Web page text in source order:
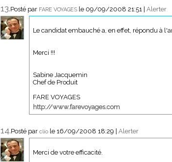
13.Posté par FARE VOYAGES le 09/09/2008 21:51 | Alerter
Le candidat embauché a, en effet, répondu à
Merci !!!
Sabine Jacquemin
Chef de Produit
FARE VOYAGES
http://www.farevoyages.com
14.Posté par clio le 16/09/2008 18:29 | Alerter
Merci de votre efficacité.